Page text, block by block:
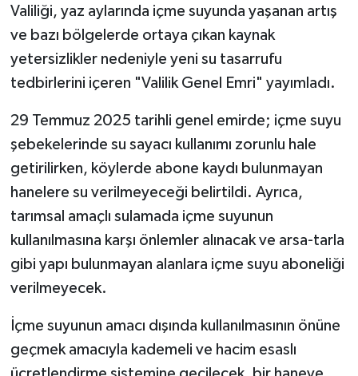
Valiliği, yaz aylarında içme suyunda yaşanan artış
ve bazı bölgelerde ortaya çıkan kaynak
yetersizlikler nedeniyle yeni su tasarrufu
tedbirlerini içeren "Valilik Genel Emri" yayımladı.
29 Temmuz 2025 tarihli genel emirde; içme suyu
şebekelerinde su sayacı kullanımı zorunlu hale
getirilirken, köylerde abone kaydı bulunmayan
hanelere su verilmeyeceği belirtildi. Ayrıca,
tarımsal amaçlı sulamada içme suyunun
kullanılmasına karşı önlemler alınacak ve arsa-tarla
gibi yapı bulunmayan alanlara içme suyu aboneliği
verilmeyecek.
İçme suyunun amacı dışında kullanılmasının önüne
geçmek amacıyla kademeli ve hacim esaslı